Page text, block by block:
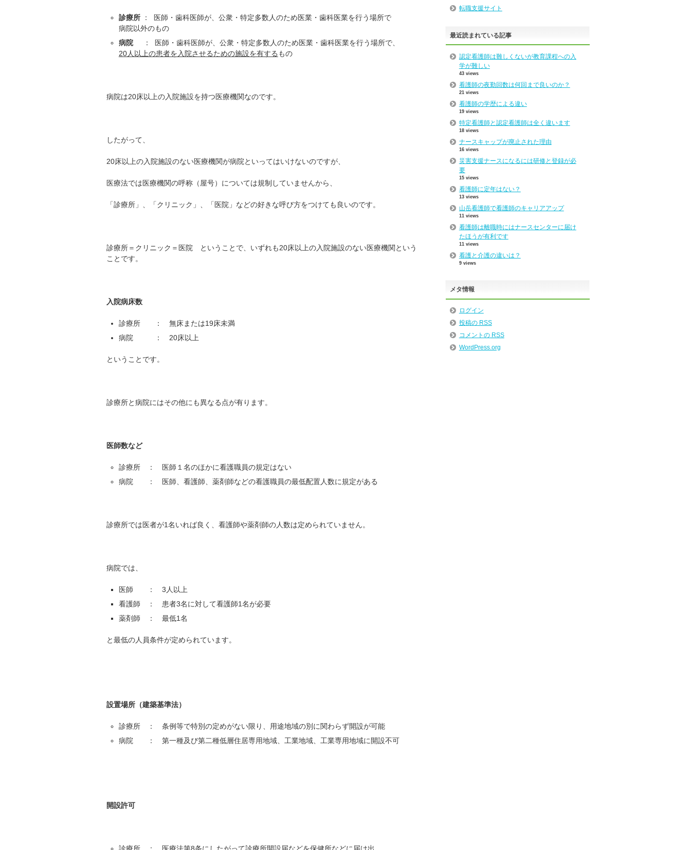
診療所
： 医師・歯科医師が、公衆・特定多数人のため医業・歯科医業を行う場所で
病院以外のもの
病院： 医師・歯科医師が、公衆・特定多数人のため医業・歯科医業を行う場所で、
20人以上の患者を入院させるための施設を有する もの
病院は20床以上の入院施設を持つ医療機関なのです。
したがって、
20床以上の入院施設のない医療機関が病院といってはいけないのですが、
医療法では医療機関の呼称（屋号）については規制していませんから、
「診療所」、「クリニック」、「医院」などの好きな呼び方をつけても良いのです。
診療所＝クリニック＝医院 ということで、いずれも20床以上の入院施設のない医療機関という
ことです。
入院病床数
診療所 ： 無床または19床未満
病院 ： 20床以上
ということです。
診療所と病院にはその他にも異なる点が有ります。
医師数など
診療所 ： 医師１名のほかに看護職員の規定はない
病院 ： 医師、看護師、薬剤師などの看護職員の最低配置人数に規定がある
診療所では医者が1名いれば良く、看護師や薬剤師の人数は定められていません。
病院では、
医師 ： 3人以上
看護師 ： 患者3名に対して看護師1名が必要
薬剤師 ： 最低1名
と最低の人員条件が定められています。
設置場所（建築基準法）
診療所 ： 条例等で特別の定めがない限り、用途地域の別に関わらず開設が可能
病院 ： 第一種及び第二種低層住居専用地域、工業地域、工業専用地域に開設不可
開設許可
転職支援サイト
最近読まれている記事
認定看護師は難しくないが教育課程への入
学が難しい
43 views
看護師の夜勤回数は何回まで良いのか？
21 views
看護師の学歴による違い
19 views
特定看護師と認定看護師は全く違います
18 views
ナースキャップが廃止された理由
16 views
災害支援ナースになるには研修と登録が必
要
15 views
看護師に定年はない？
13 views
山岳看護師で看護師のキャリアアップ
11 views
看護師は離職時にはナースセンターに届け
たほうが有利です
11 views
看護と介護の違いは？
9 views
メタ情報
ログイン
投稿の RSS
コメントの RSS
WordPress.org